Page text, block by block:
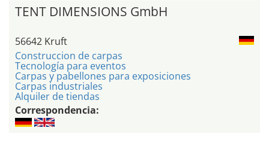
TENT DIMENSIONS GmbH
56642 Kruft
Construccion de carpas
Tecnología para eventos
Carpas y pabellones para exposiciones
Carpas industriales
Alquiler de tiendas
Correspondencia: